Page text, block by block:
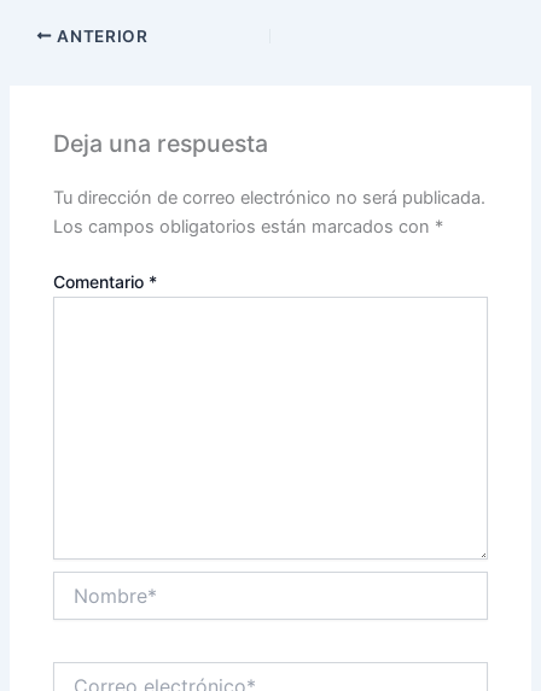
ANTERIOR
Deja una respuesta
Tu dirección de correo electrónico no será publicada.
Los campos obligatorios están marcados con *
Comentario *